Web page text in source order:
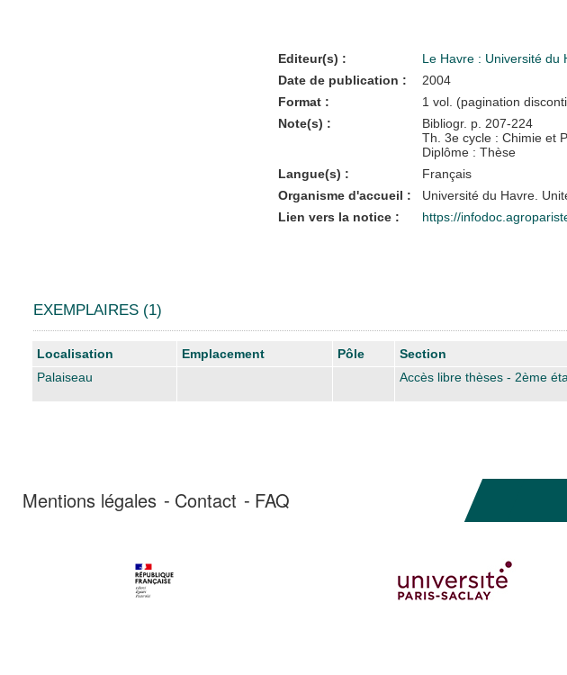
Editeur(s) :
Le Havre : Université du
Date de publication :
2004
Format :
1 vol. (pagination
Note(s) :
Bibliogr. p. 207-224
Th. 3e cycle : Chimie et
Diplôme : Thèse
Langue(s) :
Français
Organisme d'accueil :
Université du Havre.
Lien vers la notice :
https://
EXEMPLAIRES (1)
Liste des exemplaires
Localisation Emplacement Pôle Section
Palaiseau
Accès libre thèses - 2ème
Mentions légales Contact FAQ